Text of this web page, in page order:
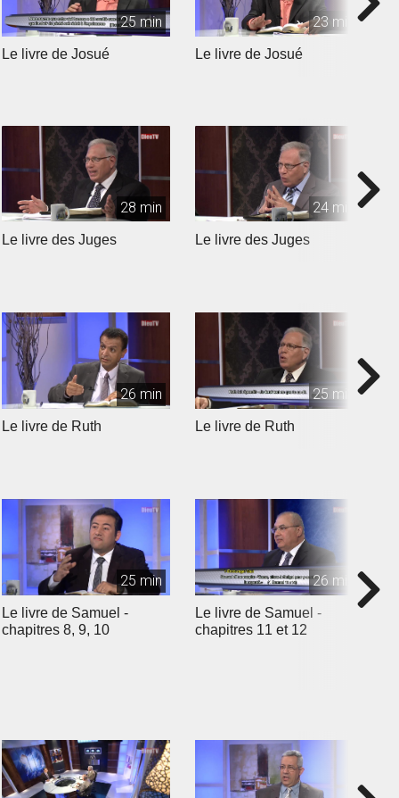
25 min
Le livre de Josué
23 min
Le livre de Josué
28 min
Le livre des Juges
24 min
Le livre des Juges
26 min
Le livre de Ruth
25 min
Le livre de Ruth
25 min
Le livre de Samuel -
chapitres 8, 9, 10
26 min
Le livre de Samuel -
chapitres 11 et 12